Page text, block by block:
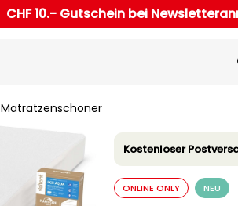
CHF 10.- Gutschein bei
Matratzenschoner
Kostenloser
ONLINE ONLY NEU